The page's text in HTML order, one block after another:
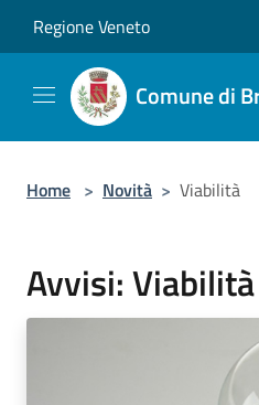
Regione Veneto
Comune di
Home > Novità > Viabilità
Avvisi: Viabilità